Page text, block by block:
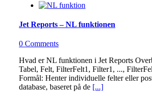
Jet Reports – NL funktionen
0 Comments
Hvad er NL funktionen i Jet Reports
Tabel, Felt, FilterFelt1, Filter1, ...,
Formål: Henter individuelle felter eller
database, baseret på de [...]